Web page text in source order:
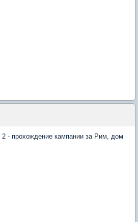
2 - прохождение кампании за Рим, дом